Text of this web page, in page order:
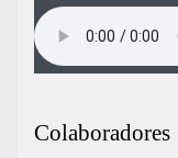
Colaboradores